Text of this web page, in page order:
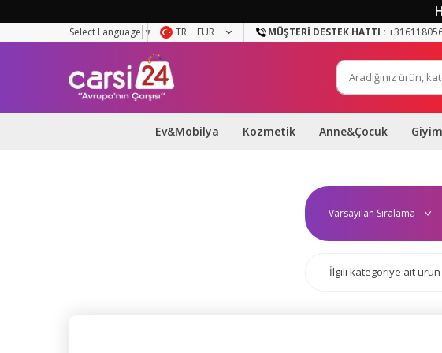
Select Language ▼ TR − EUR MÜŞTERI DESTEK HATTI :
Ev&Mobilya Kozmetik Anne&Çocuk
İlgili kategoriye ait